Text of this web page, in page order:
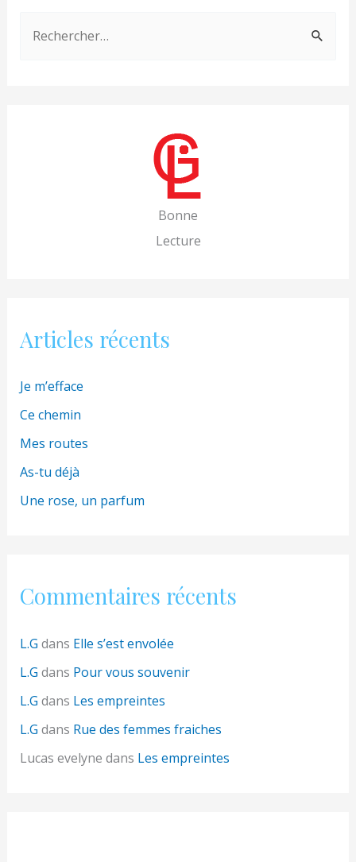
Bonne
Lecture
Articles récents
Je m’efface
Ce chemin
Mes routes
As-tu déjà
Une rose, un parfum
Commentaires récents
L.G dans Elle s’est envolée
L.G dans Pour vous souvenir
L.G dans Les empreintes
L.G dans Rue des femmes fraiches
Lucas evelyne dans Les empreintes